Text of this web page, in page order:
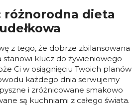
różnorodna dieta
z tego, że dobrze zbilansowana
stanowi klucz do żywieniowego
Ci w osiągnięciu Twoich planów
każdego dnia serwujemy
i zróżnicowane smakowo
są kuchniami z całego świata.